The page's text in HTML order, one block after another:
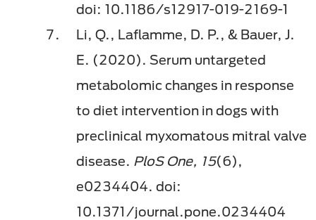
doi: 10.1186/s12917-019-2169-1
Li, Q., Laflamme, D. P., & Bauer, J.
E. (2020). Serum untargeted
metabolomic changes in response
to diet intervention in dogs with
preclinical myxomatous mitral valve
disease. PloS One, 15(6),
e0234404. doi:
10.1371/journal.pone.0234404